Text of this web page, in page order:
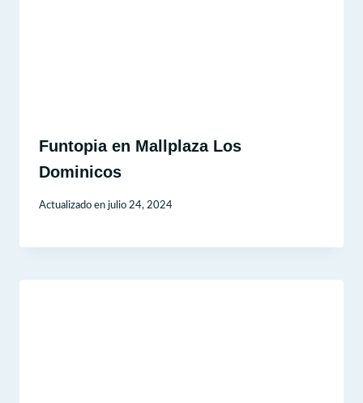
Funtopia en Mallplaza Los
Dominicos
Actualizado en julio 24, 2024